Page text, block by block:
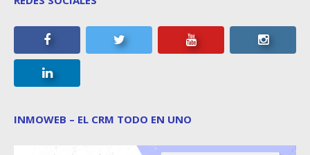
INMOWEB – EL CRM TODO EN UNO